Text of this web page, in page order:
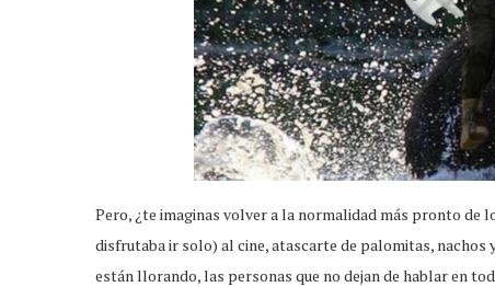
Pero, ¿te imaginas volver a la normalidad más pronto de
disfrutaba ir solo) al cine, atascarte de palomitas, nachos
están llorando, las personas que no dejan de hablar en